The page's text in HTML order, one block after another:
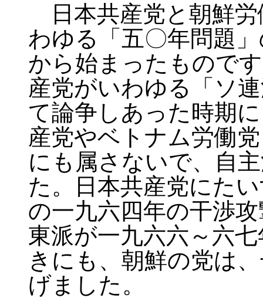
日本共産党と朝鮮労
わゆる「五〇年問題
から始まったもので
産党がいわゆる「ソ
て論争しあった時期
産党やベトナム労働
にも属さないで、自
た。日本共産党にた
の一九六四年の干渉
東派が一九六六～六
きにも、朝鮮の党は
げました。